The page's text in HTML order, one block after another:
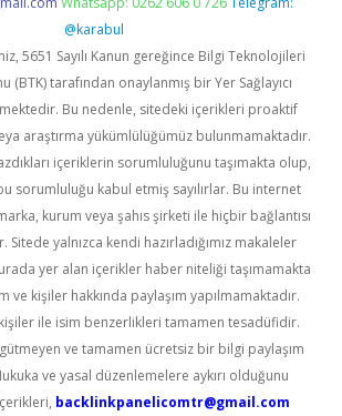
@karabul
5651 Sayılı Kanun gereğince Bilgi Teknolojileri
(BTK) tarafından onaylanmış bir Yer Sağlayıcı
Bu nedenle, sitedeki içerikleri proaktif
araştırma yükümlülüğümüz bulunmamaktadır.
içeriklerin sorumluluğunu taşımakta olup,
sorumluluğu kabul etmiş sayılırlar. Bu internet
kurum veya şahıs şirketi ile hiçbir bağlantısı
Sitede yalnızca kendi hazırladığımız makaleler
yer alan içerikler haber niteliği taşımamakta
ve kişiler hakkında paylaşım yapılmamaktadır.
ile isim benzerlikleri tamamen tesadüfidir.
ve tamamen ücretsiz bir bilgi paylaşım
ve yasal düzenlemelere aykırı olduğunu
backlinkpanelicomtr@gmail.com